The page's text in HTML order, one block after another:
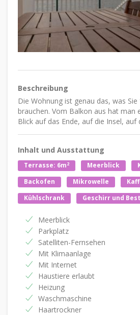
Beschreibung
Die Wohnung ist genau das, was
brauchen. Vom Balkon aus hat man
Blick auf das Ende, auf die Insel, auf
Inhalt und Ausstattung
Terrasse: 6m2 Meerblick
Backofen
Mikrowelle
Kühlschrank
Geschirr und
Meerblick
Parkplatz
Satelliten-Fernsehen
Mit Klimaanlage
Mit Internet
Haustiere erlaubt
Heizung
Waschmaschine
Haartrockner